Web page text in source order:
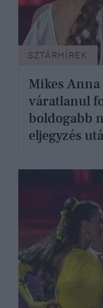
SZTÁRHÍREK
Mikes
váratlanul
boldogabb
eljegyzés